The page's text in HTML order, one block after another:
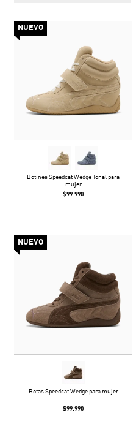
NUEVO
Botines Speedcat Wedge Tonal para
mujer
$99.990
NUEVO
Botas Speedcat Wedge para mujer
$99.990